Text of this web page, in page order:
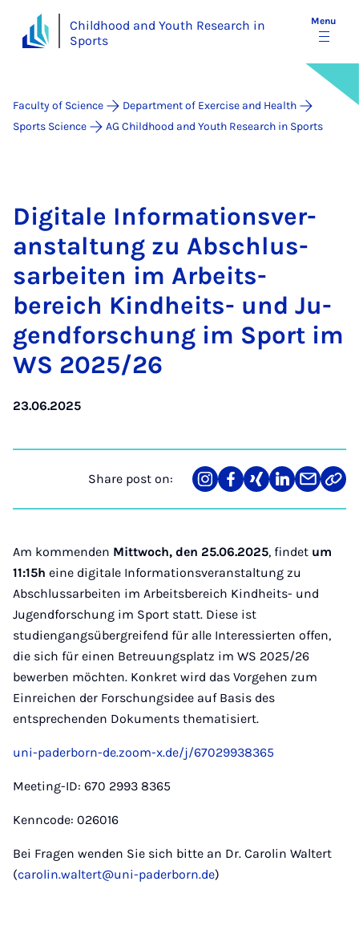
Childhood and Youth Research in
Sports
Menu
Faculty of Science
Department of Exercise and Health
Sports Science
AG Childhood and Youth Research in Sports
Di­gitale In­form­a­tions­ver­
an­stal­tung zu Ab­schlus­
sarbeiten im Arbeits­
bereich Kind­heits- und Ju­
gend­forschung im Sport im
WS 2025/26
23.06.2025
Share post on:
Share
on
Teilen
auf
Teilen
auf
Teilen
auf
Teilen
über
Link
Am kommenden Mittwoch, den 25.06.2025, findet um
11:15h eine digitale Informationsveranstaltung zu
Abschlussarbeiten im Arbeitsbereich Kindheits- und
Jugendforschung im Sport statt. Diese ist
studiengangsübergreifend für alle Interessierten offen,
die sich für einen Betreuungsplatz im WS 2025/26
bewerben möchten. Konkret wird das Vorgehen zum
Einreichen der Forschungsidee auf Basis des
entsprechenden Dokuments thematisiert.
uni-paderborn-de.zoom-x.de/j/67029938365
Meeting-ID: 670 2993 8365
Kenncode: 026016
Bei Fragen wenden Sie sich bitte an Dr. Carolin Waltert
(carolin.waltert@uni-paderborn.de)